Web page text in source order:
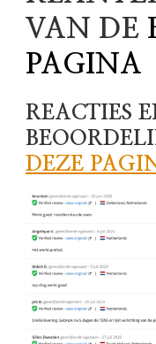
VAN DE
PAGINA
REACTIES
DEZE